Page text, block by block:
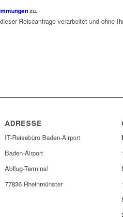
zu.
Reiseanfrage verarbeitet und ohne
ADRESSE
IT-Reisebüro Baden-Airport
Baden-Airport
Abflug-Terminal
77836 Rheinmünster